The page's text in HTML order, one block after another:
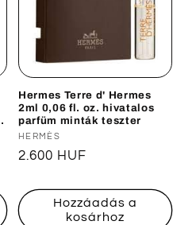
Hermes Terre d' Hermes
2ml 0,06 fl. oz. hivatalos
parfüm minták teszter
Forgalmazó:
HERMÈS
Normál
2.600 HUF
Hozzáadás a
kosárhoz